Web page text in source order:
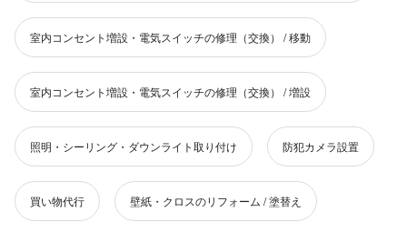
室内コンセント増設・電気スイッチの修理（交換） / 移動
室内コンセント増設・電気スイッチの修理（交換） / 増設
照明・シーリング・ダウンライト取り付け 防犯カメラ設置
買い物代行 壁紙・クロスのリフォーム / 塗替え